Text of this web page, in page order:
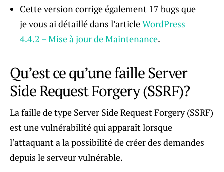
Cette version corrige également 17 bugs que
je vous ai détaillé dans l’articleWordPress
4.4.2 – Mise à jour de Maintenance.
Qu’est ce qu’une faille Server
Side Request Forgery (SSRF)?
La faille de type Server Side Request Forgery (SSRF)
est une vulnérabilité qui apparaît lorsque
l’attaquant a la possibilité de créer des demandes
depuis le serveur vulnérable.